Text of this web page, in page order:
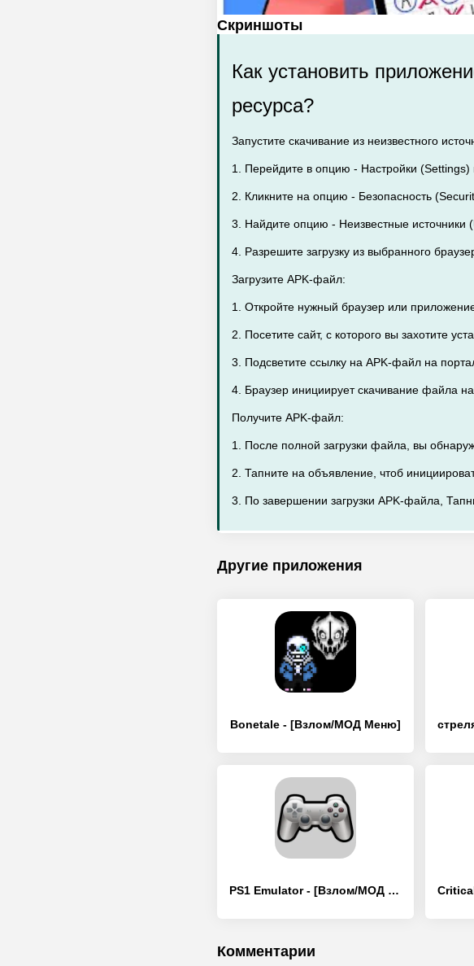
Скриншоты
Как установить
ресурса?
Запустите скачивание из неизвестного
1. Перейдите в опцию - Настройки
2. Кликните на опцию - Безопасность
3. Найдите опцию - Неизвестные источники
4. Разрешите загрузку из выбранного
Загрузите APK-файл:
1. Откройте нужный браузер или
2. Посетите сайт, с которого вы захотите
3. Подсветите ссылку на APK-файл на
4. Браузер инициирует скачивание файла
Получите APK-файл:
1. После полной загрузки файла, вы
2. Тапните на объявление, чтоб
3. По завершении загрузки APK-файла,
Другие приложения
Bonetale - [Взлом/МОД Меню]
PS1 Emulator - [Взлом/МОД Много денег]
Комментарии